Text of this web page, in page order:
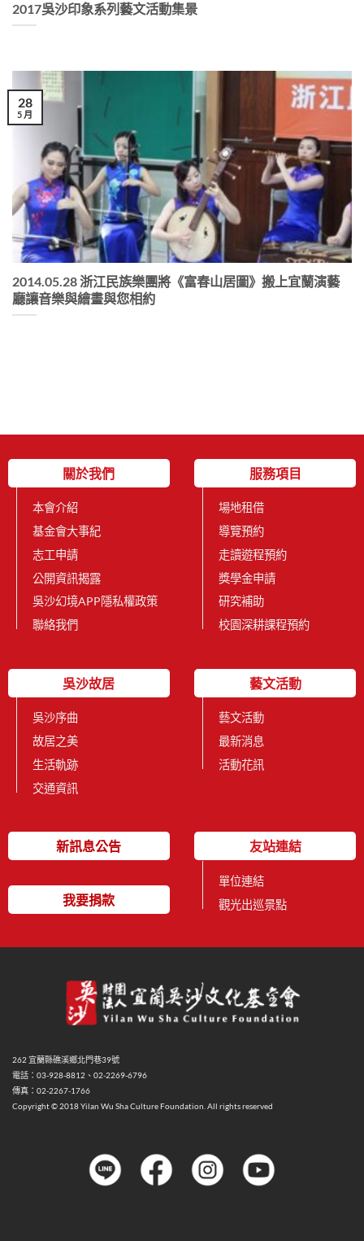
2017吳沙印象系列藝文活動集景
2014.05.28 浙江民族樂團將《富春山居圖》搬上宜蘭演藝
廳讓音樂與繪畫與您相約
28
5 月
關於我們
本會介紹
基金會大事紀
志工申請
公開資訊揭露
吳沙幻境APP隱私權政策
聯絡我們
服務項目
場地租借
導覽預約
走讀遊程預約
獎學金申請
研究補助
校園深耕課程預約
吳沙故居
吳沙序曲
故居之美
生活軌跡
交通資訊
藝文活動
藝文活動
最新消息
活動花訊
新訊息公告
我要捐款
友站連結
單位連結
觀光出巡景點
262 宜蘭縣礁溪鄉北門巷39號
電話：03-928-8812、02-2269-6796
傳真：02-2267-1766
Copyright © 2018 Yilan Wu Sha Culture Foundation. All rights reserved